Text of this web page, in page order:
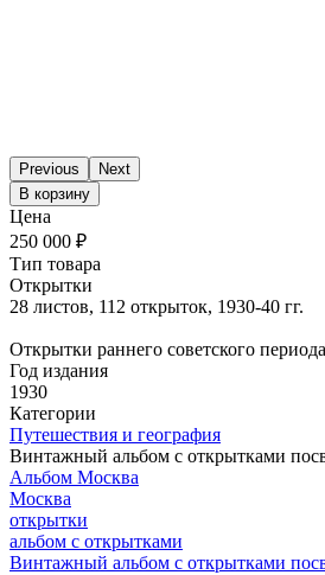
Previous
Next
В корзину
Цена
250 000 ₽
Тип товара
Открытки
28 листов, 112 открыток, 1930-40 гг.
Открытки раннего советского периода
Год издания
1930
Категории
Путешествия и география
Винтажный альбом с открытками
Альбом Москва
Москва
­открытки
альбом с открытками
Винтажный альбом с открытками